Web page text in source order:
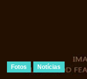
Fotos Notícias